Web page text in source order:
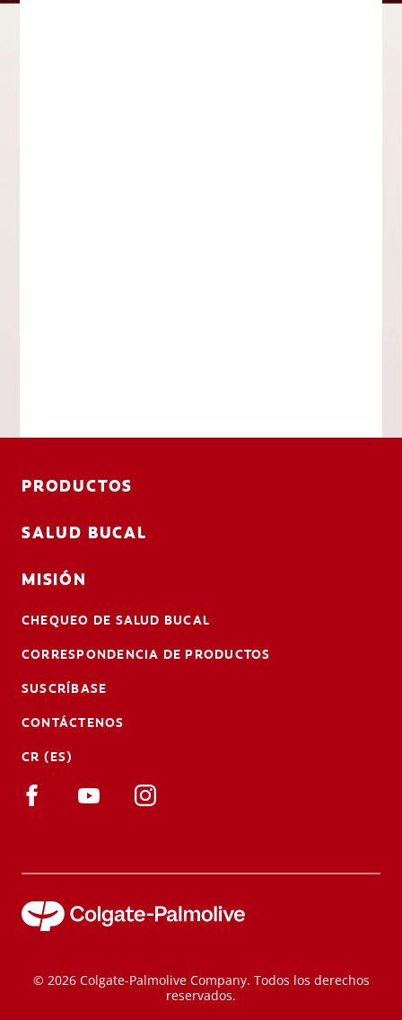
PRODUCTOS
SALUD BUCAL
MISIÓN
CHEQUEO DE SALUD BUCAL
CORRESPONDENCIA DE PRODUCTOS
SUSCRÍBASE
CONTÁCTENOS
CR (ES)
© 2026 Colgate-Palmolive Company. Todos los derechos
reservados.